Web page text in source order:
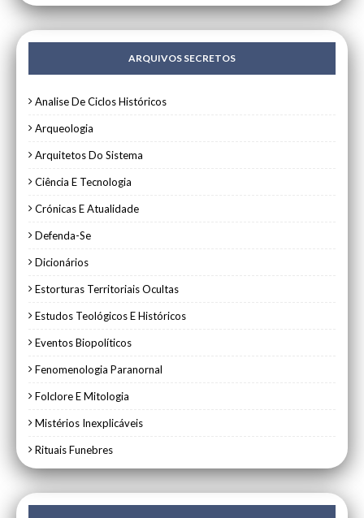
ARQUIVOS SECRETOS
Analise De Ciclos Históricos
Arqueologia
Arquitetos Do Sistema
Ciência E Tecnologia
Crónicas E Atualidade
Defenda-Se
Dicionários
Estorturas Territoriais Ocultas
Estudos Teológicos E Históricos
Eventos Biopolíticos
Fenomenologia Paranornal
Folclore E Mitologia
Mistérios Inexplicáveis
Rituais Funebres